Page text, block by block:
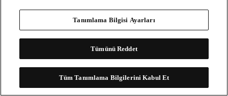
Tanımlama Bilgisi Ayarları
Tümünü Reddet
Tüm Tanımlama Bilgilerini Kabul Et